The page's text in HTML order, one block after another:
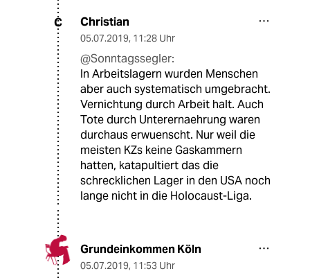
C Christian
05.07.2019, 11:28 Uhr
@Sonntagssegler:
In Arbeitslagern wurden Menschen
aber auch systematisch umgebracht.
Vernichtung durch Arbeit halt. Auch
Tote durch Unterernaehrung waren
durchaus erwuenscht. Nur weil die
meisten KZs keine Gaskammern
hatten, katapultiert das die
schrecklichen Lager in den USA noch
lange nicht in die Holocaust-Liga.
Grundeinkommen Köln
05.07.2019, 11:53 Uhr